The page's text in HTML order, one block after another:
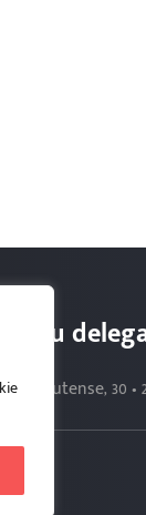
Tu
Complutense, 30